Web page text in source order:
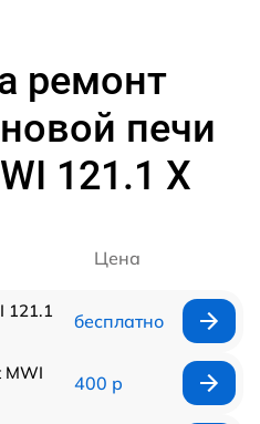
ремонт
печи
121.1 X
Цена
121.1
бесплатно
MWI
400 р